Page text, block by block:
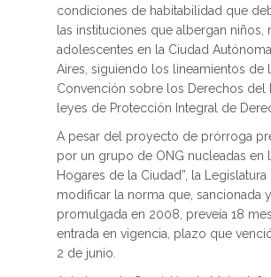
condiciones de habitabilidad que
las instituciones que albergan niños,
adolescentes en la Ciudad
Aires, siguiendo los lineamientos de
Convención sobre los Derechos del
leyes de Protección Integral de
A pesar del proyecto de prórroga
por un grupo de ONG nucleadas en
Hogares de la Ciudad”, la
modificar la norma que, sancionada y
promulgada en 2008, preveía 18
entrada en vigencia, plazo que
2 de junio.